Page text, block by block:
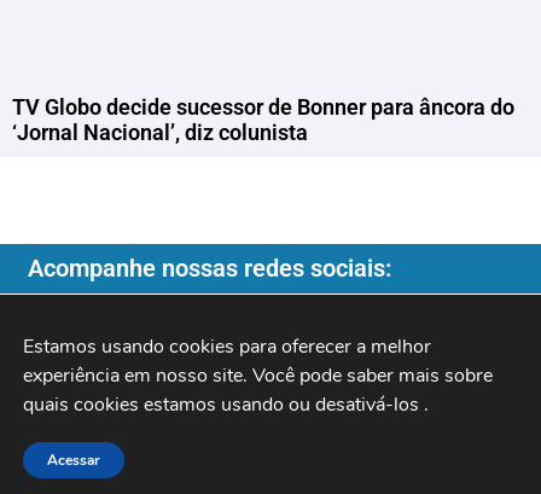
TV Globo decide sucessor de Bonner para âncora do
‘Jornal Nacional’, diz colunista
Acompanhe nossas redes sociais:
Copyright ©️ 2026| Programa do Rochinha |
Estamos usando cookies para oferecer a melhor
experiência em nosso site. Você pode saber mais sobre
quais cookies estamos usando ou desativá-los .
Acessar